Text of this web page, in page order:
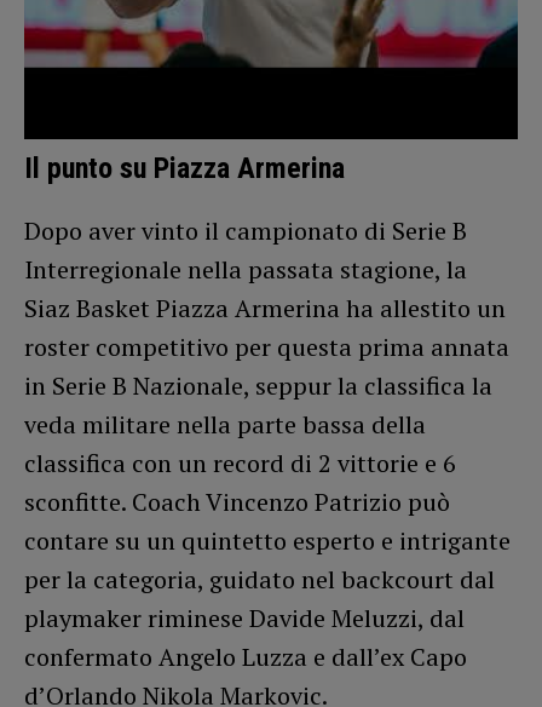
Il punto su Piazza Armerina
Dopo aver vinto il campionato di Serie B
Interregionale nella passata stagione, la
Siaz Basket Piazza Armerina ha allestito un
roster competitivo per questa prima annata
in Serie B Nazionale, seppur la classifica la
veda militare nella parte bassa della
classifica con un record di 2 vittorie e 6
sconfitte. Coach Vincenzo Patrizio può
contare su un quintetto esperto e intrigante
per la categoria, guidato nel backcourt dal
playmaker riminese Davide Meluzzi, dal
confermato Angelo Luzza e dall’ex Capo
d’Orlando Nikola Markovic.